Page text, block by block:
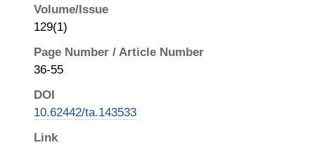
Volume/Issue
129(1)
Page Number / Article Number
36-55
DOI
10.62442/ta.143533
Link